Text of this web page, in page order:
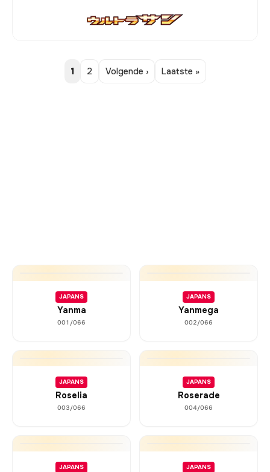
1 2 Volgende › Laatste »
JAPANS
Yanma
001/066
JAPANS
Yanmega
002/066
JAPANS
Roselia
003/066
JAPANS
Roserade
004/066
JAPANS JAPANS